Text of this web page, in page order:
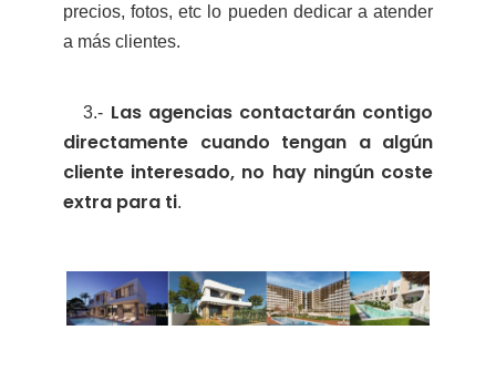
precios, fotos, etc lo pueden dedicar a atender
a más clientes.
3.- Las agencias contactarán contigo
directamente cuando tengan a algún
cliente interesado, no hay ningún coste
extra para ti.